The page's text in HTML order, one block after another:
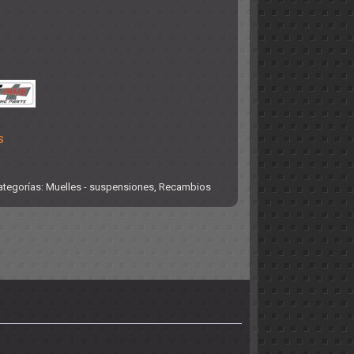
Muelles - suspensiones,Recambios